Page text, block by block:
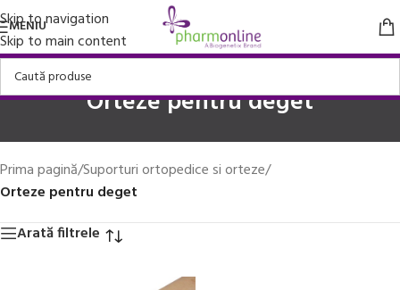
Skip to navigation
Skip to main content
MENIU
Orteze pentru deget
Prima pagină/Suporturi ortopedice si orteze/
Orteze pentru deget
Arată filtrele